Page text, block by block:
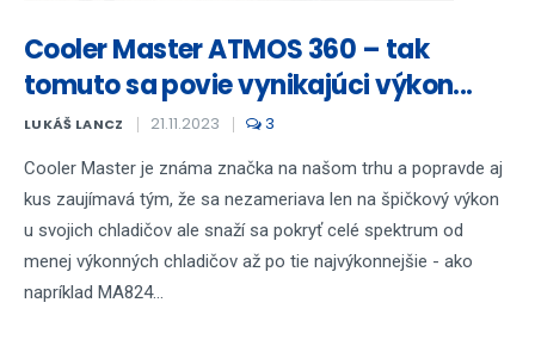
Cooler Master ATMOS 360 – tak
tomuto sa povie vynikajúci výkon...
LUKÁŠ LANCZ 21.11.2023 3
Cooler Master je známa značka na našom trhu a popravde aj
kus zaujímavá tým, že sa nezameriava len na špičkový výkon
u svojich chladičov ale snaží sa pokryť celé spektrum od
menej výkonných chladičov až po tie najvýkonnejšie - ako
napríklad MA824...